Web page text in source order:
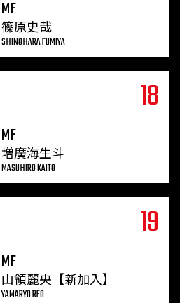
MF
篠原史哉
SHINOHARA FUMIYA
18
MF
増廣海生斗
MASUHIRO KAITO
19
MF
山領麗央【新加入】
YAMARYO REO